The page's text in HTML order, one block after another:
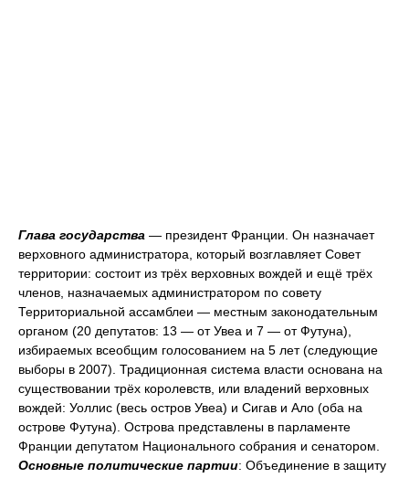
Глава государства — президент Франции. Он назначает
верховного администратора, который возглавляет Совет
территории: состоит из трёх верховных вождей и ещё трёх
членов, назначаемых администратором по совету
Территориальной ассамблеи — местным законодательным
органом (20 депутатов: 13 — от Увеа и 7 — от Футуна),
избираемых всеобщим голосованием на 5 лет (следующие
выборы в 2007). Традиционная система власти основана на
существовании трёх королевств, или владений верховных
вождей: Уоллис (весь остров Увеа) и Сигав и Ало (оба на
острове Футуна). Острова представлены в парламенте
Франции депутатом Национального собрания и сенатором.
Основные политические партии: Объединение в защиту